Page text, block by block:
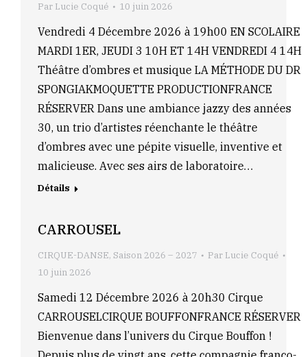
Par Lucie Coqué 10 juin 2026
Vendredi 4 Décembre 2026 à 19h00 EN SCOLAIRE
MARDI 1ER, JEUDI 3 10H ET 14H VENDREDI 4 14H
Théâtre d’ombres et musique LA MÉTHODE DU DR
SPONGIAKMOQUETTE PRODUCTIONFRANCE
RÉSERVER Dans une ambiance jazzy des années
30, un trio d’artistes réenchante le théâtre
d’ombres avec une pépite visuelle, inventive et
malicieuse. Avec ses airs de laboratoire…
Détails
CARROUSEL
CIRQUE-DANSE, Saison 2026 – 2027 Par Lucie Coqué
10 juin 2026
Samedi 12 Décembre 2026 à 20h30 Cirque
CARROUSELCIRQUE BOUFFONFRANCE RÉSERVER
Bienvenue dans l’univers du Cirque Bouffon !